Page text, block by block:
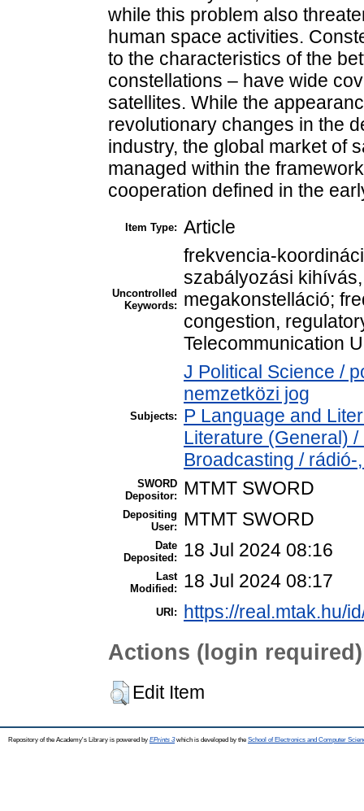
while this problem also
human space activities.
to the characteristics of the
constellations – have wide
satellites. While the
revolutionary changes in the
industry, the global market of
managed within the
cooperation defined in the
Item Type: Article
Uncontrolled
Keywords:
frekvencia-
szabályozási
megakonstelláció;
congestion,
Telecommunication
Subjects:
J Political Science /
nemzetközi jog
P Language and
Literature (General)
Broadcasting /
SWORD
Depositor:
MTMT SWORD
Depositing
User:
MTMT SWORD
Date
Deposited:
18 Jul 2024 08:16
Last
Modified:
18 Jul 2024 08:17
URI: https://real.mtak.hu/
Actions (login required)
Edit Item
Repository of the Academy's Library is powered by EPrints 3which is developed by the School of Electronics and Computer